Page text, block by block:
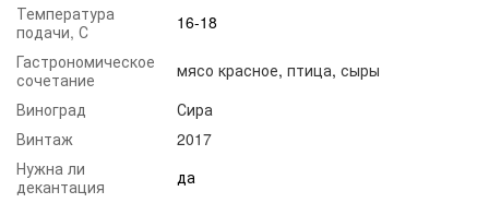
Температура
подачи, С
16-18
Гастрономическое
сочетание
мясо красное, птица, сыры
Виноград
Сира
Винтаж
2017
Нужна ли
декантация
да